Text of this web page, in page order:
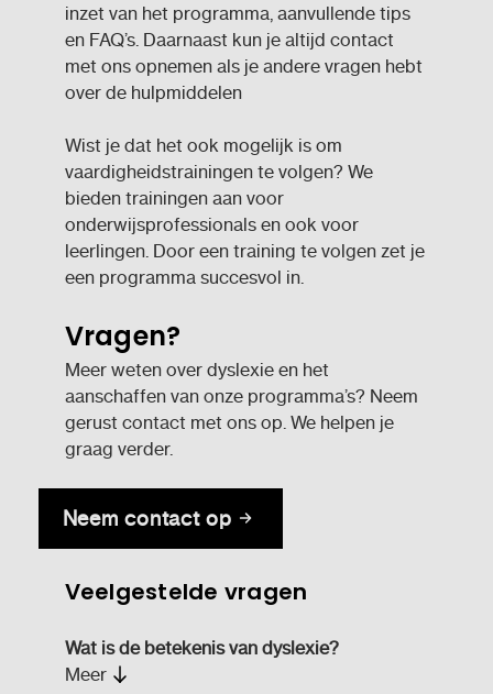
inzet van het programma, aanvullende tips
en FAQ’s. Daarnaast kun je altijd contact
met ons opnemen als je andere vragen hebt
over de hulpmiddelen
Wist je dat het ook mogelijk is om
vaardigheidstrainingen te volgen? We
bieden trainingen aan voor
onderwijsprofessionals en ook voor
leerlingen. Door een training te volgen zet je
een programma succesvol in.
Vragen?
Meer weten over dyslexie en het
aanschaffen van onze programma’s? Neem
gerust contact met ons op. We helpen je
graag verder.
Neem contact op
Veelgestelde vragen
Wat is de betekenis van dyslexie?
Meer